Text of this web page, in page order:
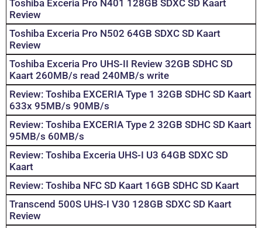
Toshiba Exceria Pro N401 128GB SDXC SD Kaart
Review
Toshiba Exceria Pro N502 64GB SDXC SD Kaart
Review
Toshiba Exceria Pro UHS-II Review 32GB SDHC SD
Kaart 260MB/s read 240MB/s write
Review: Toshiba EXCERIA Type 1 32GB SDHC SD Kaart
633x 95MB/s 90MB/s
Review: Toshiba EXCERIA Type 2 32GB SDHC SD Kaart
95MB/s 60MB/s
Review: Toshiba Exceria UHS-I U3 64GB SDXC SD
Kaart
Review: Toshiba NFC SD Kaart 16GB SDHC SD Kaart
Transcend 500S UHS-I V30 128GB SDXC SD Kaart
Review